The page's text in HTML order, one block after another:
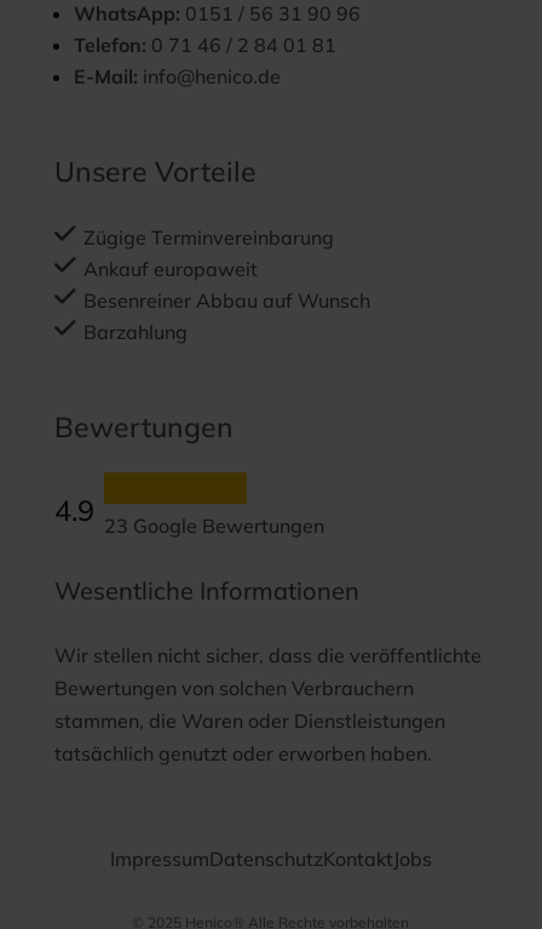
WhatsApp: 0151 / 56 31 90 96
Telefon: 0 71 46 / 2 84 01 81
E-Mail: info@henico.de
Unsere Vorteile
Zügige Terminvereinbarung
Ankauf europaweit
Besenreiner Abbau auf Wunsch
Barzahlung
Bewertungen
4.9 23 Google Bewertungen
Wesentliche Informationen
Wir stellen nicht sicher, dass die veröffentlichte
Bewertungen von solchen Verbrauchern
stammen, die Waren oder Dienstleistungen
tatsächlich genutzt oder erworben haben.
ImpressumDatenschutzKontakt Jobs
© 2025 Henico® Alle Rechte vorbehalten